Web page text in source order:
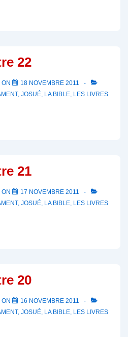
22
18 NOVEMBRE 2011
, JOSUÉ, LA BIBLE, LES LIVRES
21
17 NOVEMBRE 2011
, JOSUÉ, LA BIBLE, LES LIVRES
20
16 NOVEMBRE 2011
, JOSUÉ, LA BIBLE, LES LIVRES